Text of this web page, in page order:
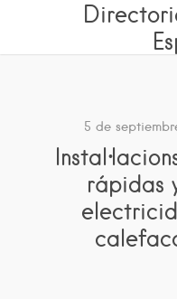
5 de
rápidas